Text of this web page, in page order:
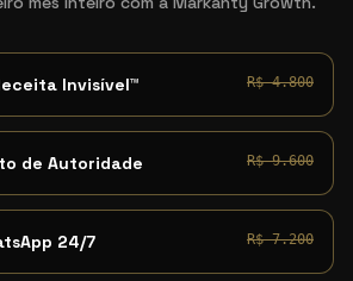
Invisível™ R$ 4.800
de Autoridade R$ 9.600
24/7 R$ 7.200